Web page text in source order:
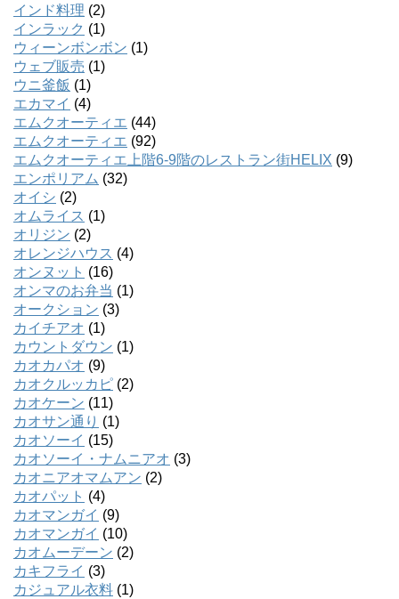
インド料理 (2)
インラック (1)
ウィーンボンボン (1)
ウェブ販売 (1)
ウニ釜飯 (1)
エカマイ (4)
エムクオーティエ (44)
エムクオーティエ (92)
エムクオーティエ上階6-9階のレストラン街HELIX (9)
エンポリアム (32)
オイシ (2)
オムライス (1)
オリジン (2)
オレンジハウス (4)
オンヌット (16)
オンマのお弁当 (1)
オークション (3)
カイチアオ (1)
カウントダウン (1)
カオカパオ (9)
カオクルッカピ (2)
カオケーン (11)
カオサン通り (1)
カオソーイ (15)
カオソーイ・ナムニアオ (3)
カオニアオマムアン (2)
カオパット (4)
カオマンガイ (9)
カオマンガイ (10)
カオムーデーン (2)
カキフライ (3)
カジュアル衣料 (1)